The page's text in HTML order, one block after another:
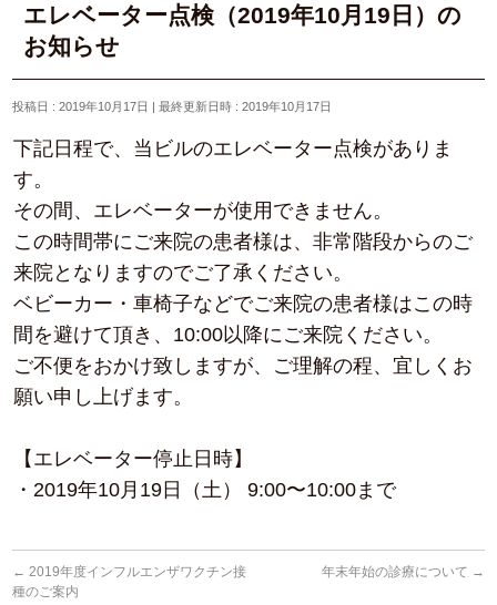
エレベーター点検（2019年10月19日）の
お知らせ
投稿日 : 2019年10月17日 最終更新日時 : 2019年10月17日
下記日程で、当ビルのエレベーター点検がありま
す。
その間、エレベーターが使用できません。
この時間帯にご来院の患者様は、非常階段からのご
来院となりますのでご了承ください。
ベビーカー・車椅子などでご来院の患者様はこの時
間を避けて頂き、10:00以降にご来院ください。
ご不便をおかけ致しますが、ご理解の程、宜しくお
願い申し上げます。
【エレベーター停止日時】
・2019年10月19日（土） 9:00〜10:00まで
← 2019年度インフルエンザワクチン接
種のご案内
年末年始の診療について →